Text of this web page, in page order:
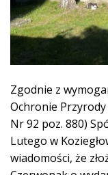
Zgodnie z
Ochronie
Nr 92 poz. 880)
Lutego w
wiadomości, że